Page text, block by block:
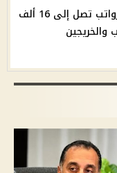
وظائف جديدة عبر فرصنا برواتب تصل إلى 16 ألف
والخريجين